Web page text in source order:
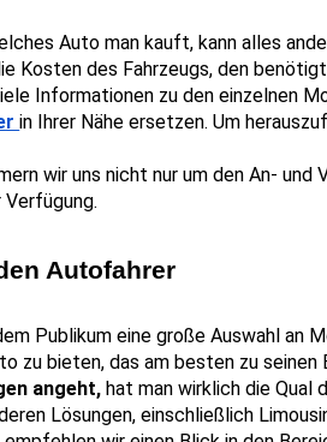
Auto man kauft, kann alles
Kosten des Fahrzeugs, den
Informationen zu den einzelnen
in Ihrer Nähe ersetzen. Um
wir uns nicht nur um den An-
Autofahrer
Publikum eine große Auswahl an
zu bieten, das am besten zu seinen
angeht, hat man wirklich die Qual
Lösungen, einschließlich